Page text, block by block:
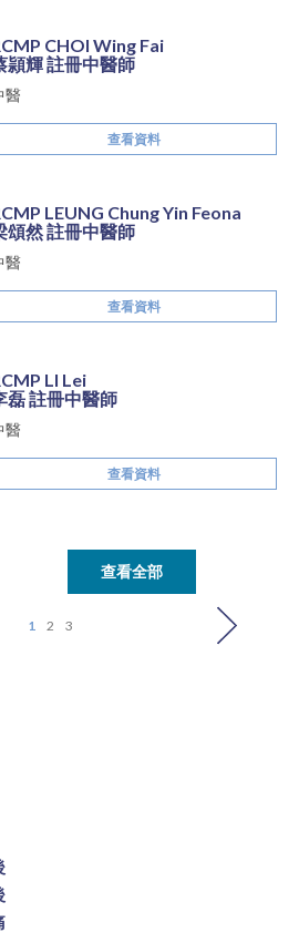
CHOI Wing Fai
頴輝 註冊中醫師
醫
查看資料
LEUNG Chung Yin Feona
頌然 註冊中醫師
醫
查看資料
LI Lei
磊 註冊中醫師
醫
查看資料
查看全部
1 2 3